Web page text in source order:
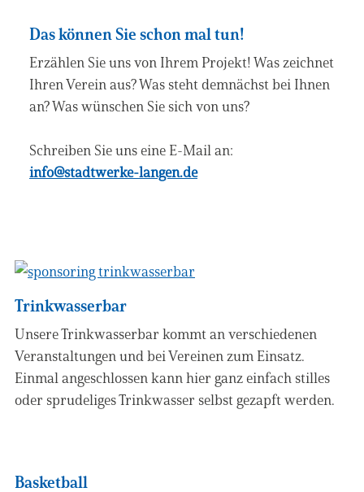
Das können Sie schon mal tun!
Erzählen Sie uns von Ihrem Projekt! Was zeichnet
Ihren Verein aus? Was steht demnächst bei Ihnen
an? Was wünschen Sie sich von uns?
Schreiben Sie uns eine E-Mail an:
info@stadtwerke-langen.de
Trinkwasserbar
Unsere Trinkwasserbar kommt an verschiedenen
Veranstaltungen und bei Vereinen zum Einsatz.
Einmal angeschlossen kann hier ganz einfach stilles
oder sprudeliges Trinkwasser selbst gezapft werden.
Basketball